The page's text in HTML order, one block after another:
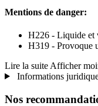
Mentions de danger:
H226 - Liquide et
H319 - Provoque
Lire la suite Afficher
Informations
Nos